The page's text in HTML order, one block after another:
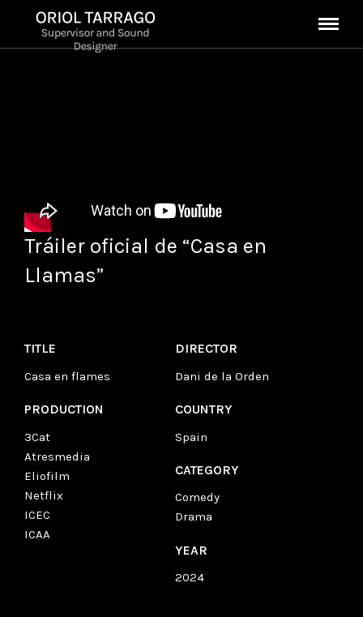
Tráiler oficial de “Casa en
Llamas”
TITLE
Casa en flames
DIRECTOR
Dani de la Orden
PRODUCTION
3Cat
Atresmedia
Eliofilm
Netflix
ICEC
ICAA
COUNTRY
Spain
CATEGORY
Comedy
Drama
YEAR
2024